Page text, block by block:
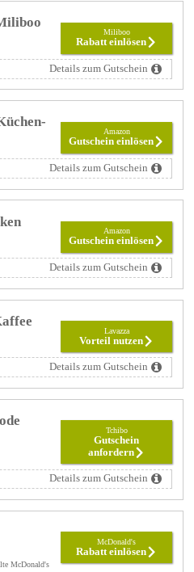
Miliboo
Rabatt einlösen
Details zum Gutschein
Amazon
Gutschein einlösen
Details zum Gutschein
Amazon
Gutschein einlösen
Details zum Gutschein
Lavazza
Vorteil nutzen
Details zum Gutschein
Tchibo
Gutschein
anfordern
Details zum Gutschein
McDonald's
McDonald's
Rabatt einlösen